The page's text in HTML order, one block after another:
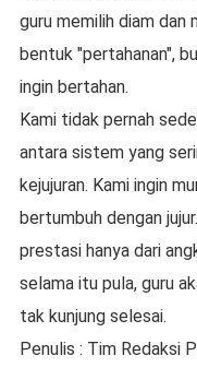
guru memilih diam dan
bentuk "pertahanan",
ingin bertahan.
Kami tidak pernah
antara sistem yang
kejujuran. Kami ingin
bertumbuh dengan
prestasi hanya dari
selama itu pula, guru
tak kunjung selesai.
Penulis : Tim Redaksi